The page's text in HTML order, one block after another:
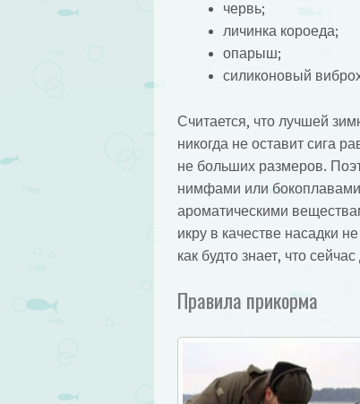
червь;
личинка короеда;
опарыш;
силиконовый
Считается, что лучшей
никогда не оставит сига
не больших размеров.
нимфами или
ароматическими
икру в качестве насадки
как будто знает, что
Правила прикорма